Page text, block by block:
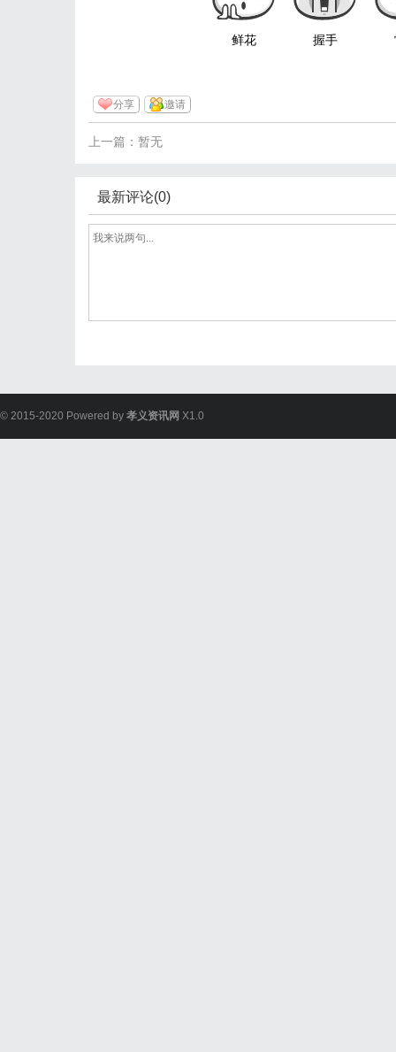
鲜花 握手
分享 邀请
上一篇：暂无
最新评论(0)
© 2015-2020 Powered by 孝义资讯网 X1.0